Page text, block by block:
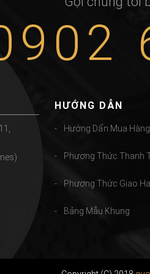
HƯỚNG DẪN
Hướng Dẩn Mua Hàng
Phương Thức Thanh
Phương Thức Giao
Bảng Mẫu Khung